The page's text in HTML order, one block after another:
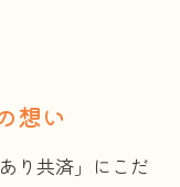
想い
り共済」にこだ